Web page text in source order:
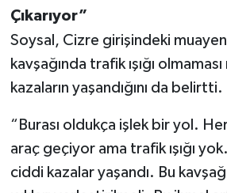
Çıkarıyor”
Soysal, Cizre girişindeki
kavşağında trafik ışığı
kazaların yaşandığını da belirtti.
“Burası oldukça işlek bir yol.
araç geçiyor ama trafik ışığı
ciddi kazalar yaşandı. Bu